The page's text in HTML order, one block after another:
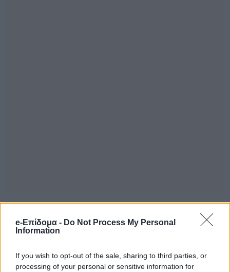
e-Επίδομα - Do Not Process My Personal
Information
If you wish to opt-out of the sale, sharing to third parties, or
processing of your personal or sensitive information for